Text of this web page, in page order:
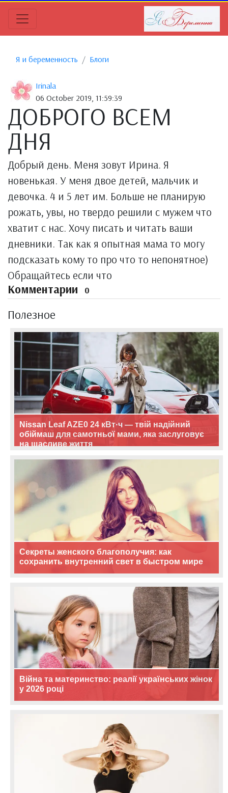
Я и беременность Блоги
Irinala
06 October 2019, 11:59:39
ДОБРОГО ВСЕМ
ДНЯ
Добрый день. Меня зовут Ирина. Я
новенькая. У меня двое детей, мальчик и
девочка. 4 и 5 лет им. Больше не планирую
рожать, увы, но твердо решили с мужем что
хватит с нас. Хочу писать и читать ваши
дневники. Так как я опытная мама то могу
подсказать кому то про что то непонятное)
Обращайтесь если что
Комментарии 0
Полезное
Nissan Leaf AZE0 24 кВт·ч — твій надійний
обіймаш для самотньої мами, яка заслуговує
на щасливе життя
Секреты женского благополучия: как
сохранить внутренний свет в быстром мире
Війна та материнство: реалії українських жінок
у 2026 році